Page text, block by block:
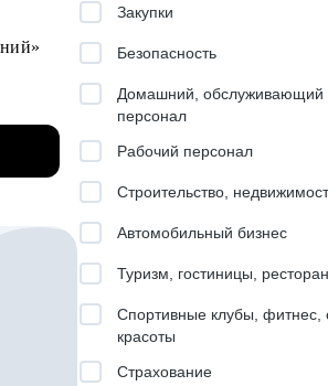
и
Закупки
Безопасность
Домашний, обслуживающий
персонал
Рабочий персонал
Строительство,
Автомобильный бизнес
Туризм, гостиницы,
Спортивные клубы, фитнес,
красоты
Страхование